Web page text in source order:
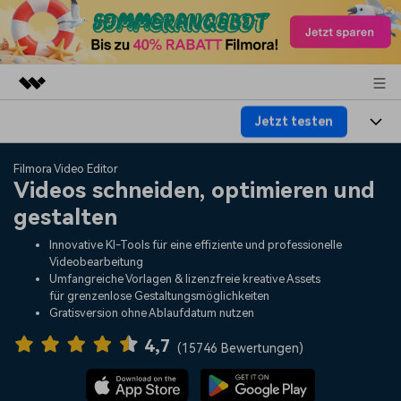
Dienstprogramme
Business
Überblick
Lösungen
Über uns
Presseraum
Support
Jetzt testen
Produkte
Plattformen
Funktionen
Assets
KI
Video/Foto
Audio
Lösungen
Soziale Medien
Marketing & Business
Lifestyle & Spaß
Ressourcen
Video-Prompts
Über 100 heiße Video-
Meisterkurs
Beherrschen Sie
Hilfe-Center
Erste Schritte
Filmora Video Editor
Videos schneiden, optimieren und
gestalten
Innovative KI-Tools für eine effiziente und professionelle
Videobearbeitung
Umfangreiche Vorlagen & lizenzfreie kreative Assets
für grenzenlose Gestaltungsmöglichkeiten
Gratisversion ohne Ablaufdatum nutzen
4,7 (15746 Bewertungen)